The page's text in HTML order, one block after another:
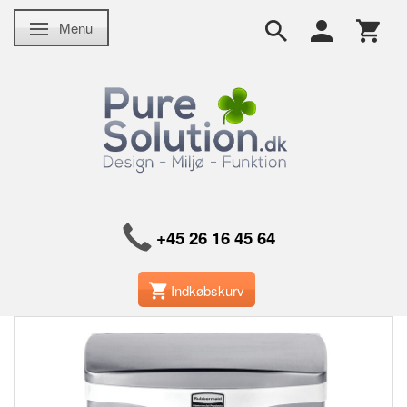
Skifte navigation
Menu
+45 26 16 45 64
Indkøbskurv